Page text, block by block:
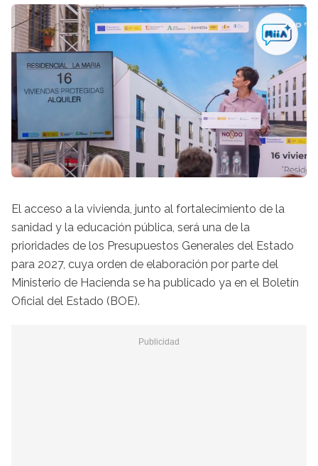
El acceso a la vivienda, junto al fortalecimiento de la
sanidad y la educación pública, será una de la
prioridades de los Presupuestos Generales del Estado
para 2027, cuya orden de elaboración por parte del
Ministerio de Hacienda se ha publicado ya en el Boletín
Oficial del Estado (BOE).